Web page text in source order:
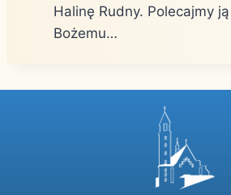
Halinę Rudny. Polecajmy
Bożemu…